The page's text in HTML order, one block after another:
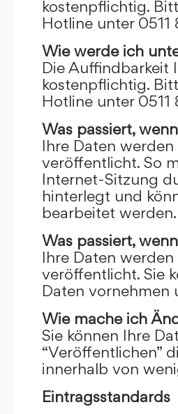
kostenpflichtig.
Hotline unter
Wie werde ich
Die Auffindbarkeit
kostenpflichtig.
Hotline unter
Was passiert,
Ihre Daten
veröffentlicht. So
Internet-Sitzung
hinterlegt und
bearbeitet werden.
Was passiert,
Ihre Daten
veröffentlicht. Sie
Daten vornehmen
Wie mache ich
Sie können Ihre
“Veröffentlichen”
innerhalb von
Eintragsstandards